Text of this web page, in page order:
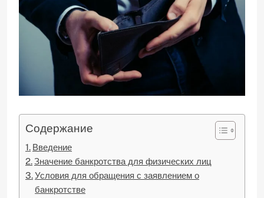
Содержание
Введение
Значение банкротства для физических лиц
Условия для обращения с заявлением о
банкротстве